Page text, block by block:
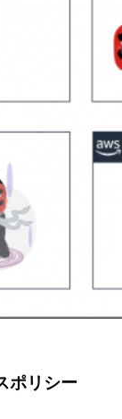
ポリシー